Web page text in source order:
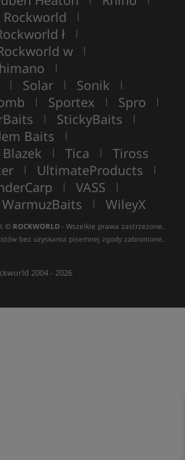
Rockworld |
ł |
w |
|
| Solar | Sonik |
| Sportex | Spro |
| StickyBaits |
Baits |
| Tica | Tiross
| UltimateProducts |
| VASS |
WarmuzBaits | WileyX
© ROCKWORLD - Wszelkie prawa zastrzeżone.
bez uzyskania pisemnej zgody zabronione.
2004 - 2026